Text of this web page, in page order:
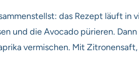
das Rezept läuft in
und die Avocado pürieren.
vermischen. Mit